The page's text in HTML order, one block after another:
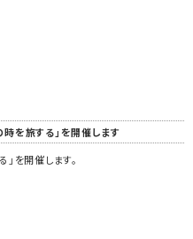
を旅する」を開催します
を開催します。